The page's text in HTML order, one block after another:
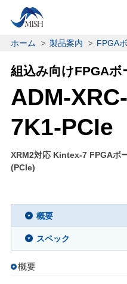
ホーム 製品案内 FPGA
組込み向けFPGAボ
ADM-XRC-
7K1-PCIe
XRM2対応 Kintex-7 FPGAボ
(PCIe)
概要
スペック
概要